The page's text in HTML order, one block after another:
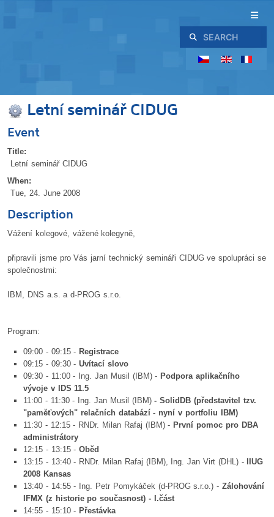
Search
Letní seminář CIDUG
Event
Title:
Letní seminář CIDUG
When:
Tue, 24. June 2008
Description
Vážení kolegové, vážené kolegyně,
připravili jsme pro Vás jarní technický semináři CIDUG ve spolupráci se
společnostmi:
IBM, DNS a.s. a d-PROG s.r.o.
Program:
09:00 - 09:15 - Registrace
09:15 - 09:30 -Uvítací slovo
09:30 - 11:00 - Ing. Jan Musil (IBM) - Podpora aplikačního
vývoje v IDS 11.5
11:00 - 11:30 - Ing. Jan Musil (IBM)- SolidDB (představitel tzv.
"paměťových" relačních databází - nyní v portfoliu IBM)
11:30 - 12:15 - RNDr. Milan Rafaj (IBM) - První pomoc pro DBA
administrátory
12:15 - 13:15 -Oběd
13:15 - 13:40 - RNDr. Milan Rafaj (IBM), Ing. Jan Virt (DHL) -
IIUG
2008 Kansas
13:40 - 14:55 - Ing. Petr Pomykáček (d-PROG s.r.o.) - Zálohování
IFMX (z historie po současnost) - I.část
14:55 - 15:10 - Přestávka